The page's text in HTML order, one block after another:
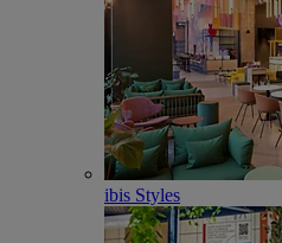
ibis Styles